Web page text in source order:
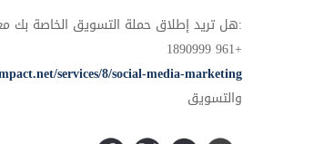
:هل تريد إطلاق حملة التسويق الخاصة بك
+961 1
890999
services/8/social-media-marketing
والتسويق